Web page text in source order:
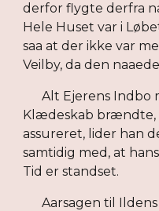
derfor flygte derfra
Hele Huset var i
saa at der ikke var
Veilby, da den
Alt Ejerens Indbo
Klædeskab brændte,
assureret, lider han
samtidig med, at
Tid er standset.
Aarsagen til